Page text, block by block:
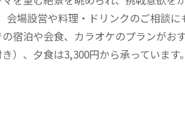
場設営や料理・ドリンクのご相談に
宿泊や会食、カラオケのプランがおす
）、夕食は3,300円から承っています。